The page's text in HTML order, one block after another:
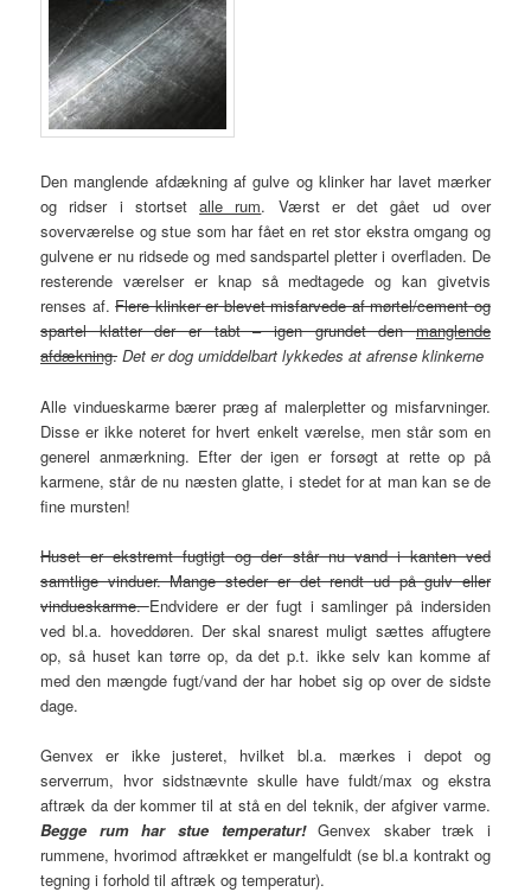
Den manglende afdækning af gulve og klinker har lavet mærker
og ridser i stortsetalle rum. Værst er det gået ud over
soverværelse og stue som har fået en ret stor ekstra omgang og
gulvene er nu ridsede og med sandspartel pletter i overfladen. De
resterende værelser er knap så medtagede og kan givetvis
renses af.Flere klinker er blevet misfarvede af mørtel/cement og
spartel klatter der er tabt – igen grundet denmanglende
afdækning. Det er dog umiddelbart lykkedes at afrense klinkerne
Alle vindueskarme bærer præg af malerpletter og misfarvninger.
Disse er ikke noteret for hvert enkelt værelse, men står som en
generel anmærkning. Efter der igen er forsøgt at rette op på
karmene, står de nu næsten glatte, i stedet for at man kan se de
fine mursten!
Huset er ekstremt fugtigt og der står nu vand i kanten ved
samtlige vinduer. Mange steder er det rendt ud på gulv eller
vindueskarme.Endvidere er der fugt i samlinger på indersiden
ved bl.a. hoveddøren. Der skal snarest muligt sættes affugtere
op, så huset kan tørre op, da det p.t. ikke selv kan komme af
med den mængde fugt/vand der har hobet sig op over de sidste
dage.
Genvex er ikke justeret, hvilket bl.a. mærkes i depot og
serverrum, hvor sidstnævnte skulle have fuldt/max og ekstra
aftræk da der kommer til at stå en del teknik, der afgiver varme.
Begge rum har stue temperatur!Genvex skaber træk i
rummene, hvorimod aftrækket er mangelfuldt (se bl.a kontrakt og
tegning i forhold til aftræk og temperatur).